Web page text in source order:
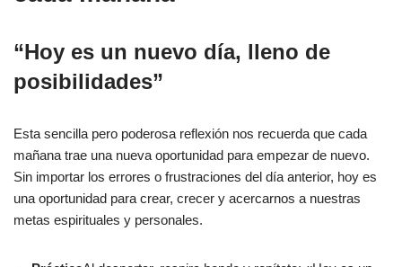
“Hoy es un nuevo día, lleno de
posibilidades”
Esta sencilla pero poderosa reflexión nos recuerda que cada
mañana trae una nueva oportunidad para empezar de nuevo.
Sin importar los errores o frustraciones del día anterior, hoy es
una oportunidad para crear, crecer y acercarnos a nuestras
metas espirituales y personales.